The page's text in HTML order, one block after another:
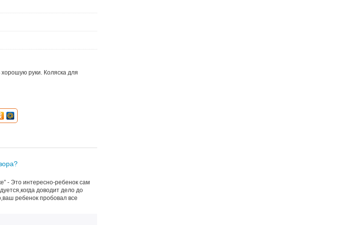
хорошую руки. Коляска для
- Это интересно-ребенок сам
доводит дело до
ребенок пробовал все